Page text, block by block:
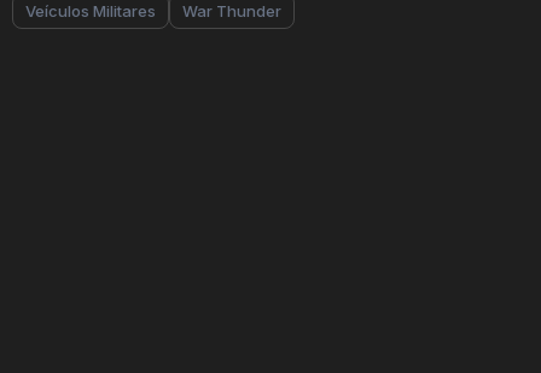
Veículos Militares
War Thunder